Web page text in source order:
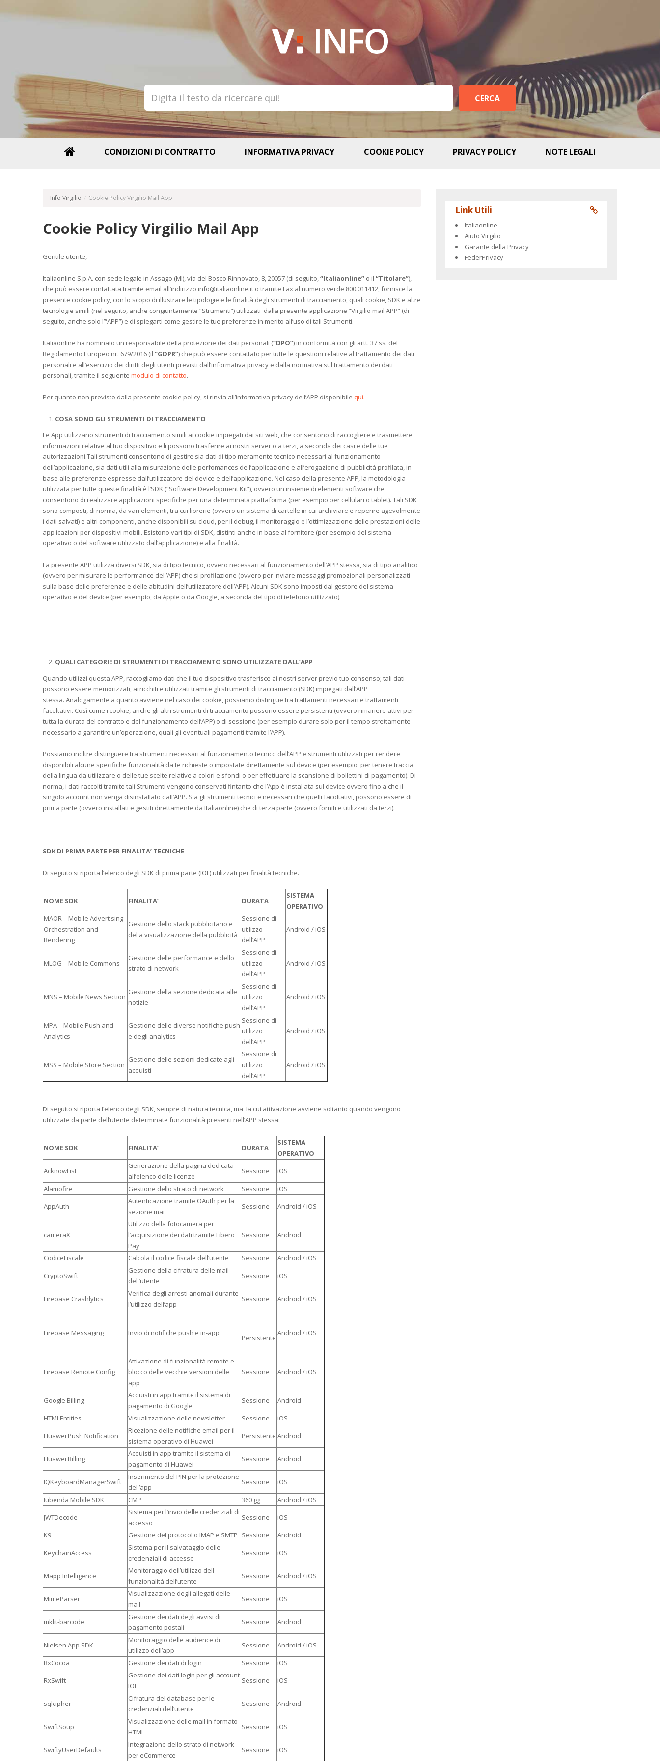
CONDIZIONI DI CONTRATTO INFORMATIVA PRIVACY COOKIE POLICY PRIVACY POLICY NOTE LEGALI
Info Virgilio / Cookie Policy Virgilio Mail App
Cookie Policy Virgilio Mail App
Gentile utente,
Italiaonline S.p.A. con sede legale in Assago (MI), via del Bosco Rinnovato, 8, 20057 (di seguito,“Italiaonline” o il “Titolare”),
che può essere contattata tramite email all’indirizzo info@italiaonline.it o tramite Fax al numero verde 800.011412, fornisce la
presente cookie policy, con lo scopo di illustrare le tipologie e le finalità degli strumenti di tracciamento, quali cookie, SDK e altre
tecnologie simili (nel seguito, anche congiuntamente “Strumenti”) utilizzati dalla presente applicazione “Virgilio mail APP” (di
seguito, anche solo l’“APP”) e di spiegarti come gestire le tue preferenze in merito all’uso di tali Strumenti.
Italiaonline ha nominato un responsabile della protezione dei dati personali (“DPO”) in conformità con gli artt. 37 ss. del
Regolamento Europeo nr. 679/2016 (il “GDPR”) che può essere contattato per tutte le questioni relative al trattamento dei dati
personali e all’esercizio dei diritti degli utenti previsti dall’informativa privacy e dalla normativa sul trattamento dei dati
personali, tramite il seguente modulo di contatto.
Per quanto non previsto dalla presente cookie policy, si rinvia all’informativa privacy dell’APP disponibile qui.
COSA SONO GLI STRUMENTI DI TRACCIAMENTO
Le App utilizzano strumenti di tracciamento simili ai cookie impiegati dai siti web, che consentono di raccogliere e trasmettere
informazioni relative al tuo dispositivo e li possono trasferire ai nostri server o a terzi, a seconda dei casi e delle tue
autorizzazioni.Tali strumenti consentono di gestire sia dati di tipo meramente tecnico necessari al funzionamento
dell’applicazione, sia dati utili alla misurazione delle perfomances dell’applicazione e all’erogazione di pubblicità profilata, in
base alle preferenze espresse dall’utilizzatore del device e dell’applicazione. Nel caso della presente APP, la metodologia
utilizzata per tutte queste finalità è l’SDK (“Software Development Kit”), ovvero un insieme di elementi software che
consentono di realizzare applicazioni specifiche per una determinata piattaforma (per esempio per cellulari o tablet). Tali SDK
sono composti, di norma, da vari elementi, tra cui librerie (ovvero un sistema di cartelle in cui archiviare e reperire agevolmente
i dati salvati) e altri componenti, anche disponibili su cloud, per il debug, il monitoraggio e l’ottimizzazione delle prestazioni delle
applicazioni per dispositivi mobili. Esistono vari tipi di SDK, distinti anche in base al fornitore (per esempio del sistema
operativo o del software utilizzato dall’applicazione) e alla finalità.
La presente APP utilizza diversi SDK, sia di tipo tecnico, ovvero necessari al funzionamento dell’APP stessa, sia di tipo analitico
(ovvero per misurare le performance dell’APP) che si profilazione (ovvero per inviare messaggi promozionali personalizzati
sulla base delle preferenze e delle abitudini dell’utilizzatore dell’APP). Alcuni SDK sono imposti dal gestore del sistema
operativo e del device (per esempio, da Apple o da Google, a seconda del tipo di telefono utilizzato).
QUALI CATEGORIE DI STRUMENTI DI TRACCIAMENTO SONO UTILIZZATE DALL’APP
Quando utilizzi questa APP, raccogliamo dati che il tuo dispositivo trasferisce ai nostri server previo tuo consenso; tali dati
possono essere memorizzati, arricchiti e utilizzati tramite gli strumenti di tracciamento (SDK) impiegati dall’APP
stessa. Analogamente a quanto avviene nel caso dei cookie, possiamo distingue tra trattamenti necessari e trattamenti
facoltativi. Così come i cookie, anche gli altri strumenti di tracciamento possono essere persistenti (ovvero rimanere attivi per
tutta la durata del contratto e del funzionamento dell’APP) o di sessione (per esempio durare solo per il tempo strettamente
necessario a garantire un’operazione, quali gli eventuali pagamenti tramite l’APP).
Possiamo inoltre distinguere tra strumenti necessari al funzionamento tecnico dell’APP e strumenti utilizzati per rendere
disponibili alcune specifiche funzionalità da te richieste o impostate direttamente sul device (per esempio: per tenere traccia
della lingua da utilizzare o delle tue scelte relative a colori e sfondi o per effettuare la scansione di bollettini di pagamento). Di
norma, i dati raccolti tramite tali Strumenti vengono conservati fintanto che l’App è installata sul device ovvero fino a che il
singolo account non venga disinstallato dall’APP. Sia gli strumenti tecnici e necessari che quelli facoltativi, possono essere di
prima parte (ovvero installati e gestiti direttamente da Italiaonline) che di terza parte (ovvero forniti e utilizzati da terzi).
SDK DI PRIMA PARTE PER FINALITA’ TECNICHE
Di seguito si riporta l’elenco degli SDK di prima parte (IOL) utilizzati per finalità tecniche.
NOME SDK FINALITA’ DURATA
SISTEMA
OPERATIVO
MAOR – Mobile Advertising
Orchestration and
Rendering
Gestione dello stack pubblicitario e
della visualizzazione della pubblicità
Sessione di
utilizzo
dell’APP
Android / iOS
MLOG – Mobile Commons
Gestione delle performance e dello
strato di network
Sessione di
utilizzo
dell’APP
Android / iOS
MNS – Mobile News Section
Gestione della sezione dedicata alle
notizie
Sessione di
utilizzo
dell’APP
Android / iOS
MPA – Mobile Push and
Analytics
Gestione delle diverse notifiche push
e degli analytics
Sessione di
utilizzo
dell’APP
Android / iOS
MSS – Mobile Store Section
Gestione delle sezioni dedicate agli
acquisti
Sessione di
utilizzo
dell’APP
Android / iOS
Di seguito si riporta l’elenco degli SDK, sempre di natura tecnica, ma la cui attivazione avviene soltanto quando vengono
utilizzate da parte dell’utente determinate funzionalità presenti nell’APP stessa:
NOME SDK FINALITA’ DURATA
SISTEMA
OPERATIVO
AcknowList
Generazione della pagina dedicata
all’elenco delle licenze
Sessione
iOS
Alamofire
Gestione dello strato di network Sessione
iOS
AppAuth
Autenticazione tramite OAuth per la
sezione mail
Sessione Android / iOS
cameraX
Utilizzo della fotocamera per
l’acquisizione dei dati tramite Libero
Pay
Sessione Android
CodiceFiscale Calcola il codice fiscale dell’utente Sessione
Android / iOS
CryptoSwift
Gestione della cifratura delle mail
dell’utente
Sessione iOS
Firebase Crashlytics
Verifica degli arresti anomali durante
l’utilizzo dell’app
Sessione Android / iOS
Firebase Messaging Invio di notifiche push e in-app
Persistente
Android / iOS
Firebase Remote Config
Attivazione di funzionalità remote e
blocco delle vecchie versioni delle
app
Sessione Android / iOS
Google Billing
Acquisti in app tramite il sistema di
pagamento di Google
Sessione
Android
HTMLEntities
Visualizzazione delle newsletter Sessione
iOS
Huawei Push Notification
Ricezione delle notifiche email per il
sistema operativo di Huawei
Persistente Android
Huawei Billing
Acquisti in app tramite il sistema di
pagamento di Huawei
Sessione Android
IQKeyboardManagerSwift
Inserimento del PIN per la protezione
dell’app
Sessione
iOS
Iubenda Mobile SDK
CMP 360 gg
Android / iOS
JWTDecode
Sistema per l’invio delle credenziali di
accesso
Sessione
iOS
K9
Gestione del protocollo IMAP e SMTP Sessione
Android
KeychainAccess
Sistema per il salvataggio delle
credenziali di accesso
Sessione iOS
Mapp Intelligence
Monitoraggio dell’utilizzo dell
funzionalità dell’utente
Sessione Android / iOS
MimeParser
Visualizzazione degli allegati delle
mail
Sessione iOS
mklit-barcode
Gestione dei dati degli avvisi di
pagamento postali
Sessione Android
Nielsen App SDK
Monitoraggio delle audience di
utilizzo dell’app
Sessione
Android / iOS
RxCocoa
Gestione dei dati di login Sessione
iOS
RxSwift
Gestione dei dati login per gli account
IOL
Sessione iOS
sqlcipher
Cifratura del database per le
credenziali dell’utente
Sessione Android
SwiftSoup
Visualizzazione delle mail in formato
HTML
Sessione iOS
SwiftyUserDefaults
Integrazione dello strato di network
per eCommerce
Sessione iOS
Link Utili
Italiaonline
Aiuto Virgilio
Garante della Privacy
FederPrivacy